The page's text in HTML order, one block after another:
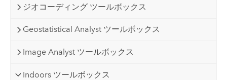
ジオコーディング ツールボックス
Geostatistical Analyst ツールボックス
Image Analyst ツールボックス
Indoors ツールボックス